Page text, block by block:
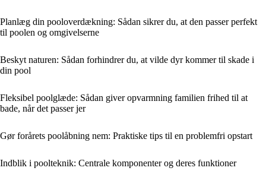
Planlæg din pooloverdækning: Sådan sikrer du, at den passer perfekt
til poolen og omgivelserne
Beskyt naturen: Sådan forhindrer du, at vilde dyr kommer til skade i
din pool
Fleksibel poolglæde: Sådan giver opvarmning familien frihed til at
bade, når det passer jer
Gør forårets poolåbning nem: Praktiske tips til en problemfri opstart
Indblik i poolteknik: Centrale komponenter og deres funktioner